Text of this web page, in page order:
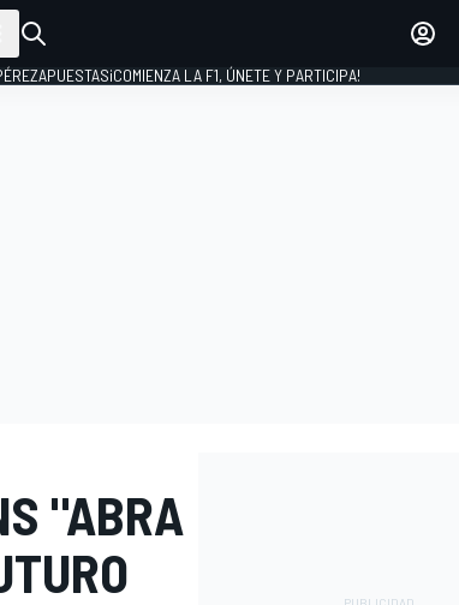
APUESTAS¡COMIENZA LA F1, ÚNETE Y PARTICIPA!
"ABRA